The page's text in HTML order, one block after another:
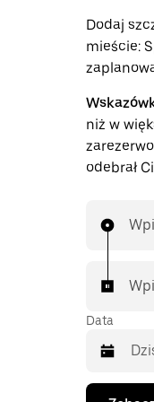
Dodaj
mieście:
niż w
odebrał
Data
Naciśnij